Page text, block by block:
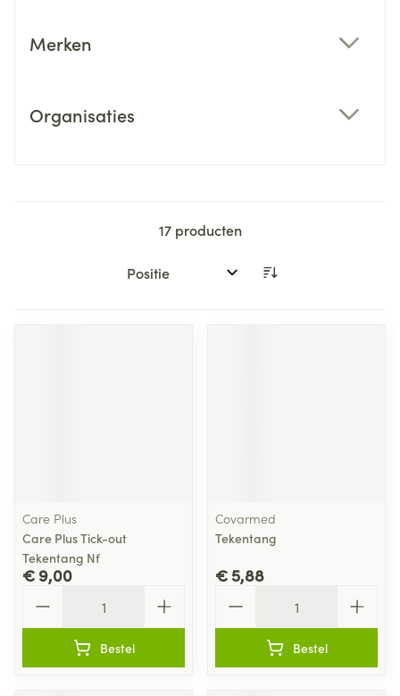
Merken
Organisaties
17producten
Sorteer op:
Care Plus
Care Plus Tick-out
Tekentang Nf
€ 9,00
Bestel
Covarmed
Tekentang
€ 5,88
Bestel